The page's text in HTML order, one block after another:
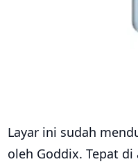
Layar ini sudah
oleh Goddix. Tepat